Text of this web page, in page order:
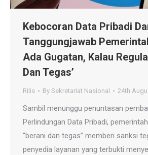
Kebocoran Data Pribadi
Tanggungjawab
Ada Gugatan, Kalau
Dan Tegas’
Rilis By Sekretariat Nasional 24th
Sambil menunggu penuntasan
Perlindungan Data Pribadi,
“berani dan tegas” memberi sanksi
penyedia layanan yang terbukti